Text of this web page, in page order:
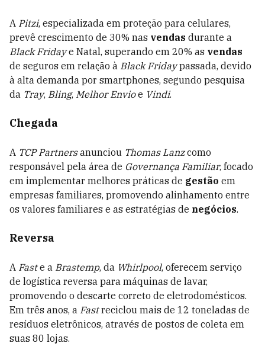
A Pitzi, especializada em proteção para celulares,
prevê crescimento de 30% nas vendas durante a
Black Fridaye Natal, superando em 20% as vendas
de seguros em relação à Black Fridaypassada, devido
à alta demanda por smartphones, segundo pesquisa
da Tray, Bling, Melhor Envioe Vindi.
Chegada
A TCP Partnersanunciou Thomas Lanzcomo
responsável pela área de Governança Familiar, focado
em implementar melhores práticas de gestão em
empresas familiares, promovendo alinhamento entre
os valores familiares e as estratégias de negócios.
Reversa
A Faste a Brastemp, da Whirlpool, oferecem serviço
de logística reversa para máquinas de lavar,
promovendo o descarte correto de eletrodomésticos.
Em três anos, a Fastreciclou mais de 12 toneladas de
resíduos eletrônicos, através de postos de coleta em
suas 80 lojas.